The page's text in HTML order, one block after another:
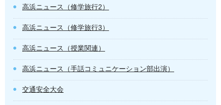
高浜ニュース（修学旅行2）
高浜ニュース（修学旅行3）
高浜ニュース（授業関連）
高浜ニュース（手話コミュニケーション部出演）
交通安全大会